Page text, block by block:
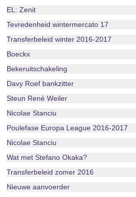
EL: Zenit
Tevredenheid wintermercato 17
Transferbeleid winter 2016-2017
Boeckx
Bekeruitschakeling
Davy Roef bankzitter
Steun René Weiler
Nicolae Stanciu
Poulefase Europa League 2016-2017
Nicolae Stanciu
Wat met Stefano Okaka?
Transferbeleid zomer 2016
Nieuwe aanvoerder